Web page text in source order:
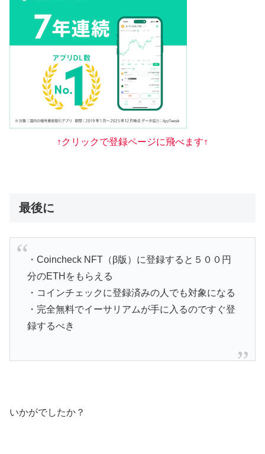
↑クリックで登録ページに飛べます↑
最後に
・Coincheck NFT（β版）に登録すると５００円
分のETHをもらえる
・コインチェックに登録済みの人でも対象になる
・完全無料でイーサリアムが手に入るのですぐ登
録するべき
いかがでしたか？